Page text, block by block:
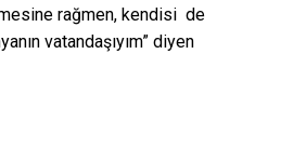
rağmen, kendisi de
vatandaşıyım” diyen